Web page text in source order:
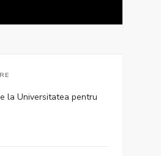
la Universitatea pentru